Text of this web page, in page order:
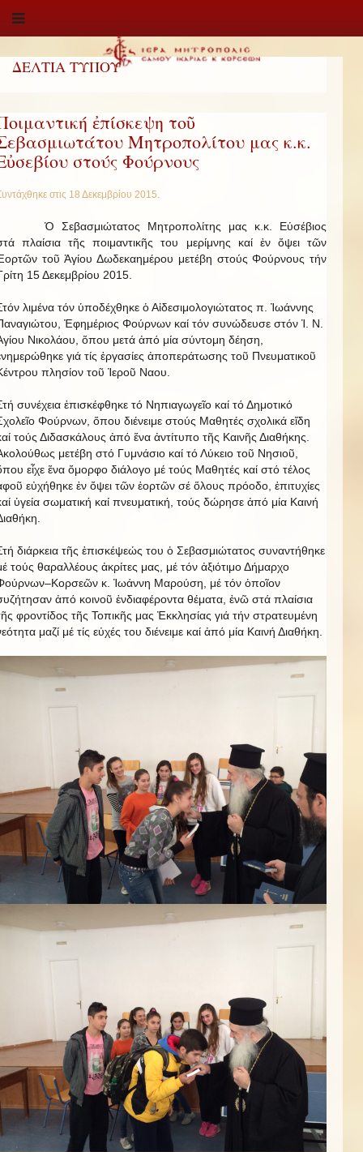
ΔΕΛΤΙΑ ΤΥΠΟΥ
ἐπίσκεψη τοῦ
Μητροπολίτου μας κ.κ.
στούς Φούρνους
στις 18 Δεκεμβρίου 2015.
Ὁ Σεβασμιώτατος Μητροπολίτης μας κ.κ. Εὐσέβιος
πλαίσια τῆς ποιμαντικῆς του μερίμνης καί ἐν ὄψει τῶν
τοῦ Ἁγίου Δωδεκαημέρου μετέβη στούς Φούρνους τήν
15 Δεκεμβρίου 2015.
λιμένα τόν ὑποδέχθηκε ὁ Αἰδεσιμολογιώτατος π. Ἰωάννης
Ἐφημέριος Φούρνων καί τόν συνώδευσε στόν Ἱ. Ν.
Νικολάου, ὅπου μετά ἀπό μία σύντομη δέηση,
γιά τίς ἐργασίες ἀποπεράτωσης τοῦ Πνευματικοῦ
πλησίον τοῦ Ἱεροῦ Ναου.
συνέχεια ἐπισκέφθηκε τό Νηπιαγωγεῖο καί τό Δημοτικό
Φούρνων, ὅπου διένειμε στούς Μαθητές σχολικά εἴδη
τούς Διδασκάλους ἀπό ἕνα ἀντίτυπο τῆς Καινῆς Διαθήκης.
μετέβη στό Γυμνάσιο καί τό Λύκειο τοῦ Νησιοῦ,
εἶχε ἕνα ὄμορφο διάλογο μέ τούς Μαθητές καί στό τέλος
εὐχήθηκε ἐν ὄψει τῶν ἑορτῶν σέ ὅλους πρόοδο, ἐπιτυχίες
ὑγεία σωματική καί πνευματική, τούς δώρησε ἀπό μία Καινή
διάρκεια τῆς ἐπισκέψεώς του ὁ Σεβασμιώτατος συναντήθηκε
τούς θαραλλέους ἀκρίτες μας, μέ τόν ἀξιότιμο Δήμαρχο
κ. Ἰωάννη Μαρούση, μέ τόν ὁποῖον
ἀπό κοινοῦ ἐνδιαφέροντα θέματα, ἐνῶ στά πλαίσια
φροντίδος τῆς Τοπικῆς μας Ἐκκλησίας γιά τήν στρατευμένη
μαζί μέ τίς εὐχές του διένειμε καί ἀπό μία Καινή Διαθήκη.